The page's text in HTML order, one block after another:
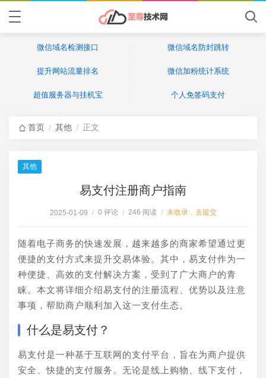
微信域名检测接口 微信域名防封跳转
提升网站流量排名 微信加粉统计系统
超值服务器与挂机宝 个人免签码支付
首页 / 其他 / 正文
其他
易支付注册商户指南
2025-01-09 / 0 评论 / 246 阅读 / 未收录，去提交
随着电子商务的快速发展，越来越多的商家希望通过更
便捷的支付方式来提升交易体验。其中，易支付作为一
种便捷、高效的支付解决方案，受到了广大商户的青
睐。本文将详细介绍易支付的注册流程、优势以及注意
事项，帮助商户顺利加入这一支付生态。
什么是易支付？
易支付是一种基于互联网的支付平台，旨在为商户提供
安全、快捷的支付服务。无论是线上购物、线下支付，